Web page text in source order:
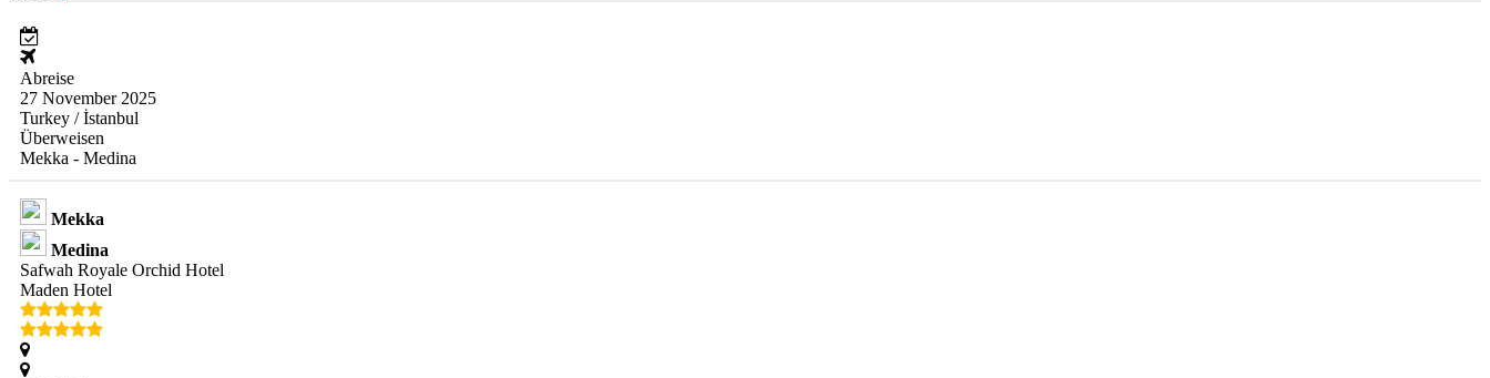
Abreise
27 November 2025
Turkey / İstanbul
Überweisen
Mekka - Medina
Mekka
Medina
Safwah Royale Orchid Hotel
Maden Hotel